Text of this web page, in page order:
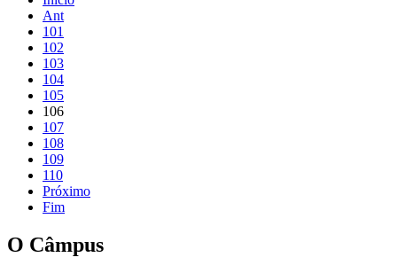
Ant
101
102
103
104
105
106
107
108
109
110
Próximo
Fim
O Câmpus